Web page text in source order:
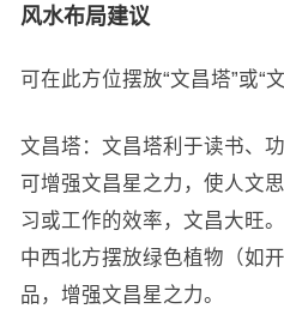
风水布局建议
可在此方位摆放“文昌塔”或“文
文昌塔：文昌塔利于读书、
可增强文昌星之力，使人文
习或工作的效率，文昌大旺
中西北方摆放绿色植物（如
品，增强文昌星之力。